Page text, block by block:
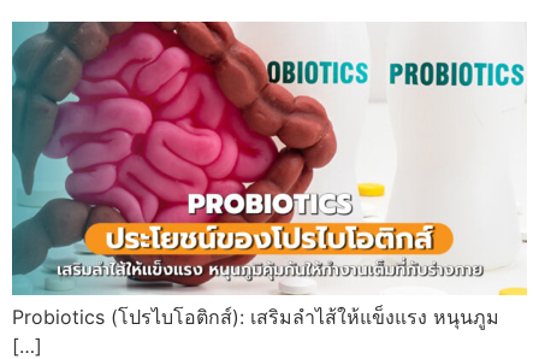
Probiotics (โปรไบโอติกส์): เสริมลำไส้ให้แข็งแรง หนุนภูม
[…]